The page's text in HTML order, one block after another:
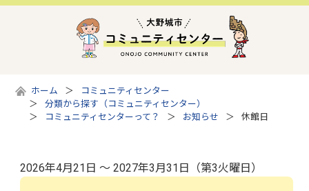
ホーム
コミュニティセンター
分類から探す（コミュニティセンター）
コミュニティセンターって？
お知らせ 休館日
2026年4月21日 ～ 2027年3月31日（第3火曜日）